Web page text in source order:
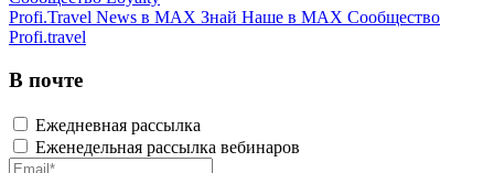
Profi.Travel News в MAX Знай Наше в MAX Сообщество
Profi.travel
В почте
Ежедневная рассылка
Еженедельная рассылка вебинаров